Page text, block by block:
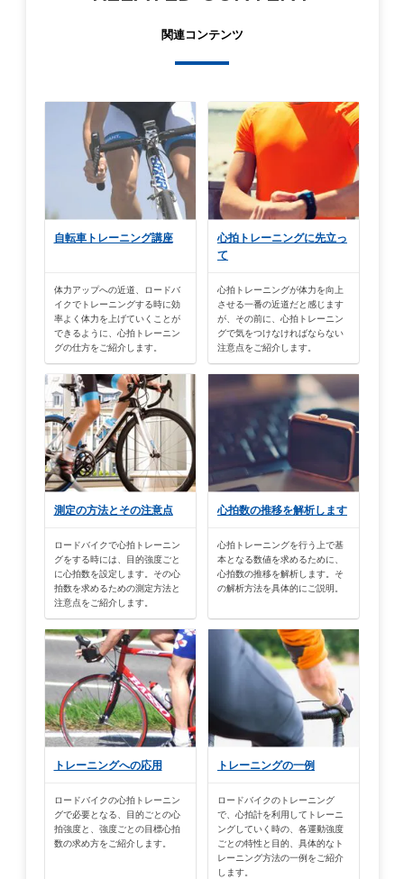
関連コンテンツ
自転車トレーニング講座
体力アップへの近道、ロードバ
イクでトレーニングする時に効
率よく体力を上げていくことが
できるように、心拍トレーニン
グの仕方をご紹介します。
心拍トレーニングに先立っ
て
心拍トレーニングが体力を向上
させる一番の近道だと感じます
が、その前に、心拍トレーニン
グで気をつけなければならない
注意点をご紹介します。
測定の方法とその注意点
ロードバイクで心拍トレーニン
グをする時には、目的強度ごと
に心拍数を設定します。その心
拍数を求めるための測定方法と
注意点をご紹介します。
心拍数の推移を解析します
心拍トレーニングを行う上で基
本となる数値を求めるために、
心拍数の推移を解析します。そ
の解析方法を具体的にご説明。
トレーニングへの応用
ロードバイクの心拍トレーニン
グで必要となる、目的ごとの心
拍強度と、強度ごとの目標心拍
数の求め方をご紹介します。
トレーニングの一例
ロードバイクのトレーニング
で、心拍計を利用してトレーニ
ングしていく時の、各運動強度
ごとの特性と目的、具体的なト
レーニング方法の一例をご紹介
します。